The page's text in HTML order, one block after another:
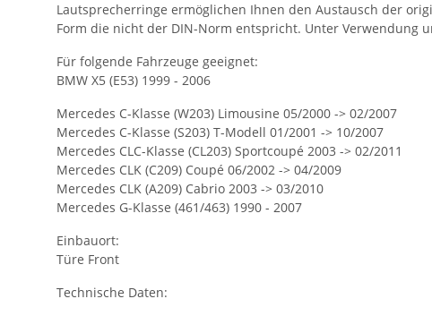
Lautsprecherringe ermöglichen Ihnen den Austausch der
Form die nicht der DIN-Norm entspricht. Unter Verwendung
Für folgende Fahrzeuge geeignet:
BMW X5 (E53) 1999 - 2006
Mercedes C-Klasse (W203) Limousine 05/2000 -> 02/2007
Mercedes C-Klasse (S203) T-Modell 01/2001 -> 10/2007
Mercedes CLC-Klasse (CL203) Sportcoupé 2003 -> 02/2011
Mercedes CLK (C209) Coupé 06/2002 -> 04/2009
Mercedes CLK (A209) Cabrio 2003 -> 03/2010
Mercedes G-Klasse (461/463) 1990 - 2007
Einbauort:
Türe Front
Technische Daten: